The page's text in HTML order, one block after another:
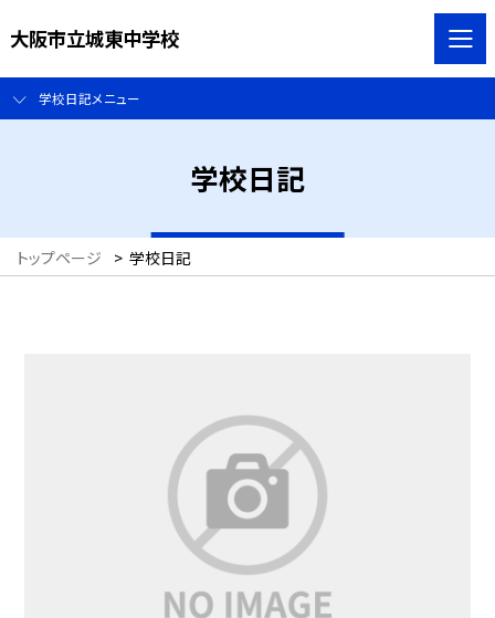
大阪市立城東中学校
学校日記メニュー
学校日記
トップページ > 学校日記